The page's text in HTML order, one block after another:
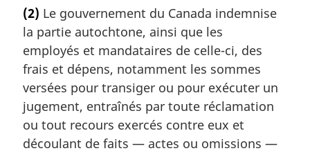
t
e
m
a
g
i
n
a
(2) Le gouvernement du Canada indemnise
la partie autochtone, ainsi que les
employés et mandataires de celle-ci, des
frais et dépens, notamment les sommes
versées pour transiger ou pour exécuter un
jugement, entraînés par toute réclamation
ou tout recours exercés contre eux et
découlant de faits — actes ou omissions —